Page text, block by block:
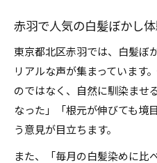
赤羽で人気の白髪ぼかし
東京都北区赤羽では、白髪ぼ
リアルな声が集まっています
のではなく、自然に馴染ませ
なった」「根元が伸びても境
う意見が目立ちます。
また、「毎月の白髪染めに比